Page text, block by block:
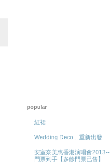
popular
紅裙
Wedding Deco... 重新出發
安室奈美惠香港演唱會2013--
門票到手【多餘門票已售】